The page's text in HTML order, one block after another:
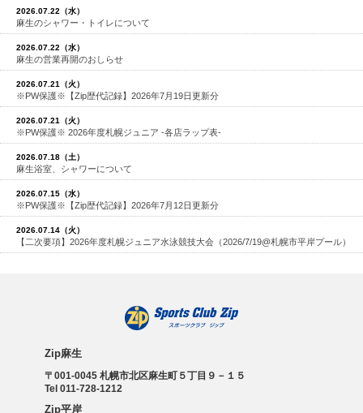
2026.07.22（水）
麻生のシャワー・トイレについて
2026.07.22（水）
麻生の営業再開のおしらせ
2026.07.21（火）
※PW保護※【Zip歴代記録】2026年7月19日更新分
2026.07.21（火）
※PW保護※ 2026年度札幌ジュニア -各店ラップ表-
2026.07.18（土）
麻生浴室、シャワーについて
2026.07.15（水）
※PW保護※【Zip歴代記録】2026年7月12日更新分
2026.07.14（火）
【二次要項】2026年度札幌ジュニア水泳競技大会（2026/7/19@札幌市平岸プール）
Zip麻生
〒001-0045 札幌市北区麻生町５丁目９－１５
Tel 011-728-1212
Zip平岸